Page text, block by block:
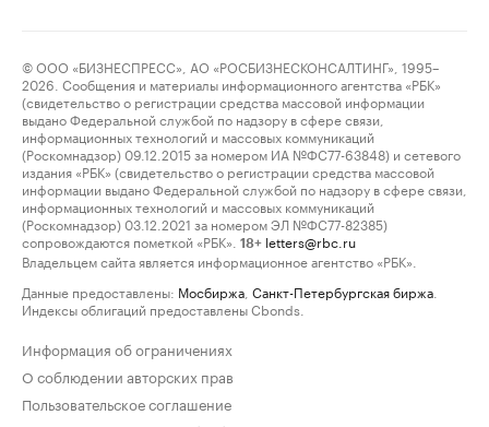
© ООО «БИЗНЕСПРЕСС», АО «РОСБИЗНЕСКОНСАЛТИНГ», 1995–
2026. Сообщения и материалы информационного агентства «РБК»
(свидетельство о регистрации средства массовой информации
выдано Федеральной службой по надзору в сфере связи,
информационных технологий и массовых коммуникаций
(Роскомнадзор) 09.12.2015 за номером ИА №ФС77-63848) и сетевого
издания «РБК» (свидетельство о регистрации средства массовой
информации выдано Федеральной службой по надзору в сфере связи,
информационных технологий и массовых коммуникаций
(Роскомнадзор) 03.12.2021 за номером ЭЛ №ФС77-82385)
сопровождаются пометкой «РБК».
18+ letters@rbc.ru
Владельцем сайта является информационное агентство «РБК».
Данные предоставлены: Мосбиржа Санкт-Петербургская биржа
Индексы облигаций предоставлены Cbonds.
Информация об ограничениях
О соблюдении авторских прав
Пользовательское соглашение